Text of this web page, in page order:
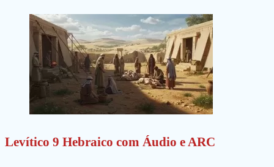
Levítico 9 Hebraico com Áudio e ARC